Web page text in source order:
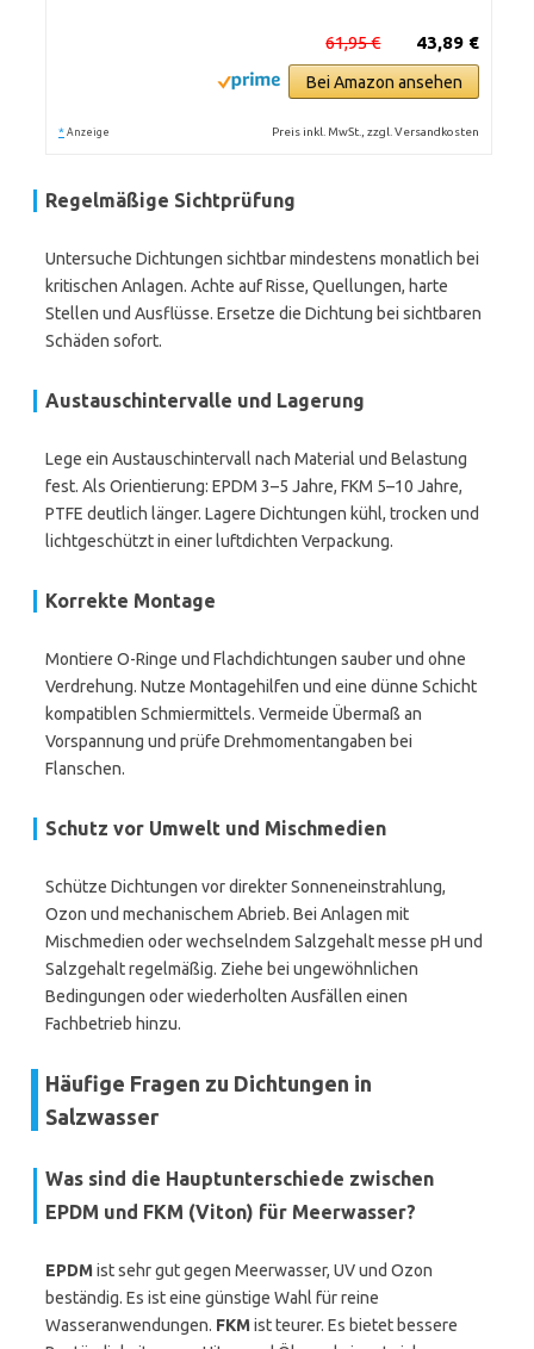
43,89 €
61,95 €
Bei Amazon ansehen
* Anzeige Preis inkl. MwSt., zzgl. Versandkosten
Regelmäßige Sichtprüfung
Untersuche Dichtungen sichtbar mindestens monatlich bei
kritischen Anlagen. Achte auf Risse, Quellungen, harte
Stellen und Ausflüsse. Ersetze die Dichtung bei sichtbaren
Schäden sofort.
Austauschintervalle und Lagerung
Lege ein Austauschintervall nach Material und Belastung
fest. Als Orientierung: EPDM 3–5 Jahre, FKM 5–10 Jahre,
PTFE deutlich länger. Lagere Dichtungen kühl, trocken und
lichtgeschützt in einer luftdichten Verpackung.
Korrekte Montage
Montiere O-Ringe und Flachdichtungen sauber und ohne
Verdrehung. Nutze Montagehilfen und eine dünne Schicht
kompatiblen Schmiermittels. Vermeide Übermaß an
Vorspannung und prüfe Drehmomentangaben bei
Flanschen.
Schutz vor Umwelt und Mischmedien
Schütze Dichtungen vor direkter Sonneneinstrahlung,
Ozon und mechanischem Abrieb. Bei Anlagen mit
Mischmedien oder wechselndem Salzgehalt messe pH und
Salzgehalt regelmäßig. Ziehe bei ungewöhnlichen
Bedingungen oder wiederholten Ausfällen einen
Fachbetrieb hinzu.
Häufige Fragen zu Dichtungen in
Salzwasser
Was sind die Hauptunterschiede zwischen
EPDM und FKM (Viton) für Meerwasser?
EPDMist sehr gut gegen Meerwasser, UV und Ozon
beständig. Es ist eine günstige Wahl für reine
Wasseranwendungen. FKMist teurer. Es bietet bessere